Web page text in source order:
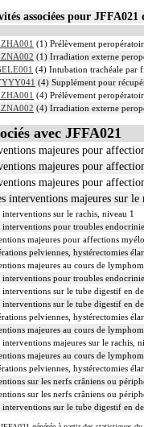
associées pour
(1) Prélèvement
(1) Irradiation externe
(4) Intubation trachéale par
(4) Supplément pour
(4) Prélèvement
(4) Irradiation externe
avec JFFA021
majeures pour
majeures pour
majeures pour
interventions majeures sur le
interventions sur le rachis, niveau 1
interventions pour troubles
majeures pour affections
pelviennes, hystérectomies
majeures au cours de
interventions pour troubles
interventions sur le tube digestif en
interventions sur le tube digestif en
pelviennes, hystérectomies
majeures au cours de
interventions majeures sur le rachis,
majeures au cours de
pelviennes, hystérectomies
sur les nerfs crâniens ou
sur les nerfs crâniens ou
interventions sur le tube digestif en